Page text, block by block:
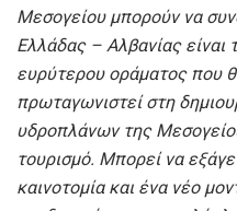
Μεσογείου μπορούν να
Ελλάδας – Αλβανίας
ευρύτερου οράματος που
πρωταγωνιστεί στη
υδροπλάνων της
τουρισμό. Μπορεί να
καινοτομία και ένα νέο